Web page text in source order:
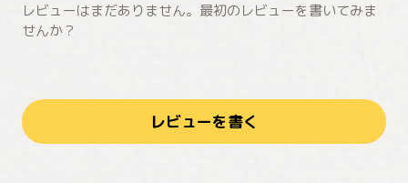
レビューはまだありません。最初のレビューを書いてみま
せんか？
レビューを書く